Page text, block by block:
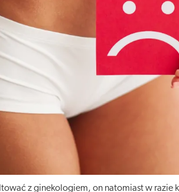
z ginekologiem, on natomiast w